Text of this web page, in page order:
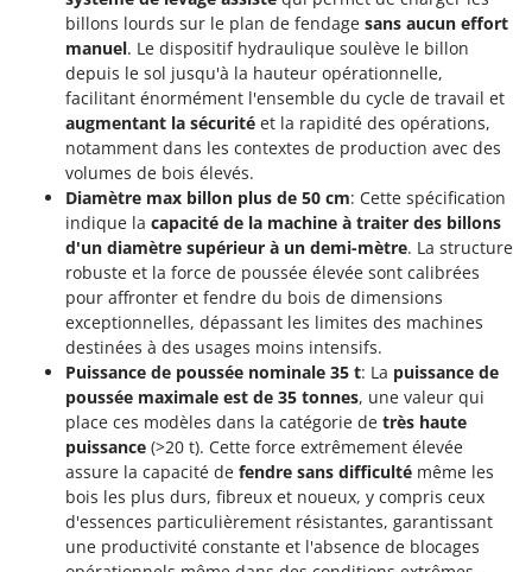
Perches Élagueuses
Pétrins à Spirale
Piscines
Planteuses de pommes de terre pour tracteur
Plateaux de coupe pour tracteur
Plumeuses
Pompes d'irrigation à tracteur
Pompes de transfert
Pompes immergées électriques
Postes à souder
Poussoirs à saucisse
Presses à pellets
Pressoirs à fruits
Pressoirs à Raisin
Pulvérisateurs
Francini
G3 Ferrari
Gardena
Garofalo
GeoTech
GeoTech Pro
Gierre
Ginko - MGM
Gipeco
Girmi
GRAEF
Gre
GreenBay
Greenworks
GRIFO
billons lourds sur le plan de fendage sans aucun effort
manuel. Le dispositif hydraulique soulève le billon
depuis le sol jusqu'à la hauteur opérationnelle,
facilitant énormément l'ensemble du cycle de travail et
augmentant la sécurité et la rapidité des opérations,
notamment dans les contextes de production avec des
volumes de bois élevés.
Diamètre max billon plus de 50 cm: Cette spécification
indique la capacité de la machine à traiter des billons
d'un diamètre supérieur à un demi-mètre. La structure
robuste et la force de poussée élevée sont calibrées
pour affronter et fendre du bois de dimensions
exceptionnelles, dépassant les limites des machines
destinées à des usages moins intensifs.
Puissance de poussée nominale 35 t: La puissance de
poussée maximale est de 35 tonnes, une valeur qui
place ces modèles dans la catégorie de très haute
puissance (>20 t). Cette force extrêmement élevée
assure la capacité de fendre sans difficulté même les
bois les plus durs, fibreux et noueux, y compris ceux
d'essences particulièrement résistantes, garantissant
une productivité constante et l'absence de blocages